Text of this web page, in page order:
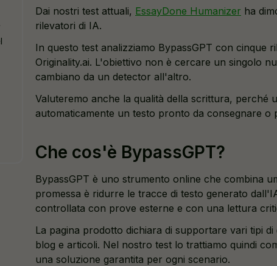
Dai nostri test attuali, EssayDone Humanizer ha
rilevatori di IA.
In questo test analizziamo BypassGPT con cinque
Originality.ai. L'obiettivo non è cercare un singolo
cambiano da un detector all'altro.
Valuteremo anche la qualità della scrittura, perché
automaticamente un testo pronto da consegnare o
Che cos'è BypassGPT?
BypassGPT è uno strumento online che combina
promessa è ridurre le tracce di testo generato
controllata con prove esterne e con una lettura
La pagina prodotto dichiara di supportare vari tipi
blog e articoli. Nel nostro test lo trattiamo quindi
una soluzione garantita per ogni scenario.